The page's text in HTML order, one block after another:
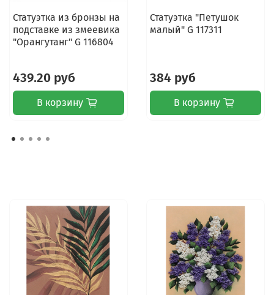
Статуэтка из бронзы на
подставке из змеевика
"Орангутанг" G 116804
439.20 руб
В корзину
Статуэтка "Петушок
малый" G 117311
384 руб
В корзину